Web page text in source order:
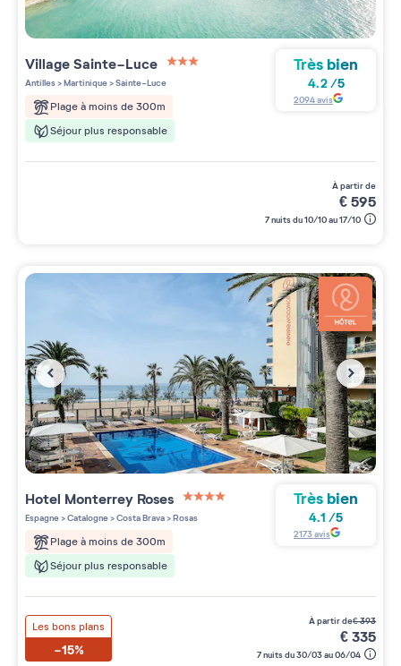
VillageSainte-Luce
3 étoiles sur 5
Antilles>Martinique>Sainte-Luce
Plage à moins de 300m
Séjour plus responsable
Très bien
4.2/5
2094avis
à partir de
€595
7 nuits du 10/10 au 17/10
Hotel Monterrey Roses
4 étoiles sur 5
Espagne>Catalogne>Costa Brava>Rosas
Plage à moins de 300m
Séjour plus responsable
Très bien
4.1 /5
2173avis
Les bons plans
-15%
à partir de€393
€335
7 nuits du 30/03 au 06/04